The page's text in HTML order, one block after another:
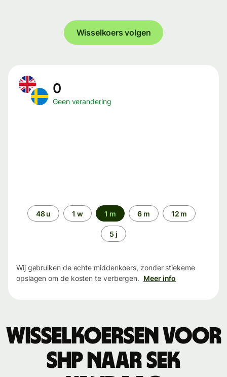
Wisselkoers volgen
0
Geen verandering
Periode48 u 1 w 1 m 6 m 12 m
5 j
Wij gebruiken de echte middenkoers, zonder stiekeme
opslagen om de kosten te verbergen. Meer info
Wisselkoersen voor
SHP naar SEK